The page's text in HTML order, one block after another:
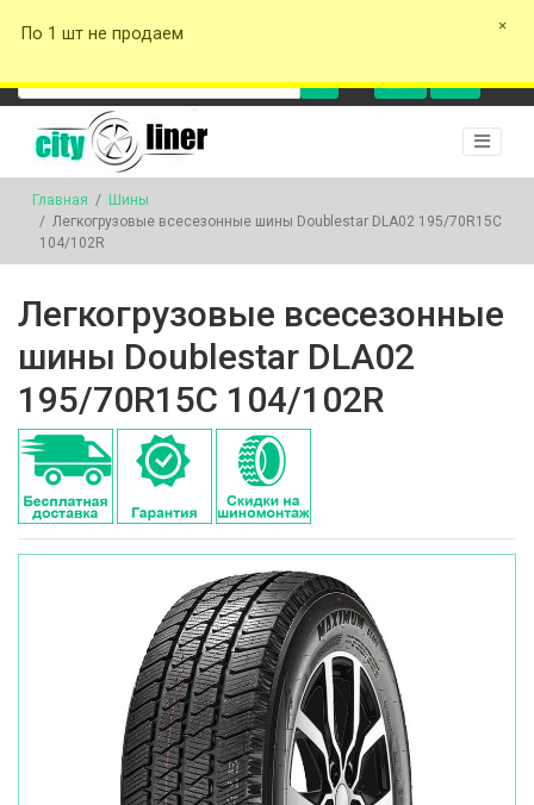
+375 29 162-00-17
+375 29
0 0
Главная
Шины
Легкогрузовые всесезонные шины Doublestar DLA02 195/70R15C
104/102R
Легкогрузовые всесезонные
шины Doublestar DLA02
195/70R15C 104/102R
По 1 шт не продаем